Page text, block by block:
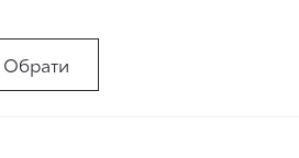
Обрати